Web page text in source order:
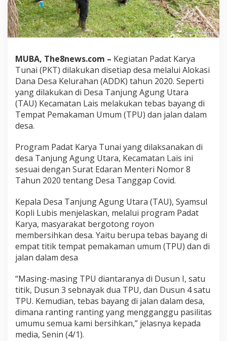
MUBA, The8news.com – Kegiatan Padat Karya
Tunai (PKT) dilakukan disetiap desa melalui Alokasi
Dana Desa Kelurahan (ADDK) tahun 2020. Seperti
yang dilakukan di Desa Tanjung Agung Utara
(TAU) Kecamatan Lais melakukan tebas bayang di
Tempat Pemakaman Umum (TPU) dan jalan dalam
desa.
Program Padat Karya Tunai yang dilaksanakan di
desa Tanjung Agung Utara, Kecamatan Lais ini
sesuai dengan Surat Edaran Menteri Nomor 8
Tahun 2020 tentang Desa Tanggap Covid.
Kepala Desa Tanjung Agung Utara (TAU), Syamsul
Kopli Lubis menjelaskan, melalui program Padat
Karya, masyarakat bergotong royon
membersihkan desa. Yaitu berupa tebas bayang di
empat titik tempat pemakaman umum (TPU) dan di
jalan dalam desa
“Masing-masing TPU diantaranya di Dusun I, satu
titik, Dusun 3 sebnayak dua TPU, dan Dusun 4 satu
TPU. Kemudian, tebas bayang di jalan dalam desa,
dimana ranting ranting yang mengganggu pasilitas
umumu semua kami bersihkan,” jelasnya kepada
media, Senin (4/1).